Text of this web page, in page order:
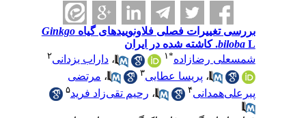
بررسی تغییرات فصلی فلاونوییدهای گیاهGinkgo
biloba
شمسعلی رضازاده*۱ ،داراب یزدانی۲
،پریسا عطایی ۳ ،مرتضی
پیرعلی‌همدانی ۴ ،رحیم تقی‌زاد فرید۵